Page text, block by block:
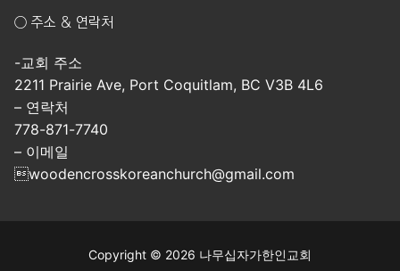
○ 주소 & 연락처
-교회 주소
2211 Prairie Ave, Port Coquitlam, BC V3B 4L6
– 연락처
778-871-7740
– 이메일
woodencrosskoreanchurch@gmail.com
Copyright © 2026 나무십자가한인교회